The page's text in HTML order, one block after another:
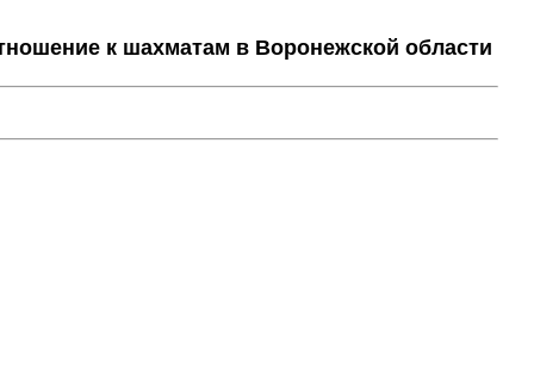
к шахматам в Воронежской области